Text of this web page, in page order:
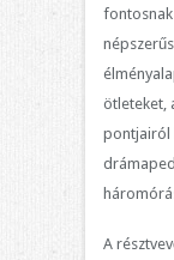
ötleteket,
pontjairól
A